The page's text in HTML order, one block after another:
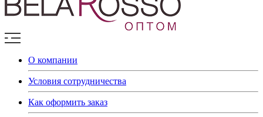
О компании
Условия сотрудничества
Как оформить заказ